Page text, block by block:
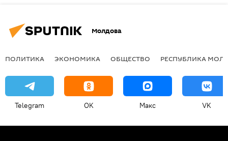
Молдова
ПОЛИТИКА ЭКОНОМИКА ОБЩЕСТВО РЕСПУБЛИКА
Telegram OK Макс VK